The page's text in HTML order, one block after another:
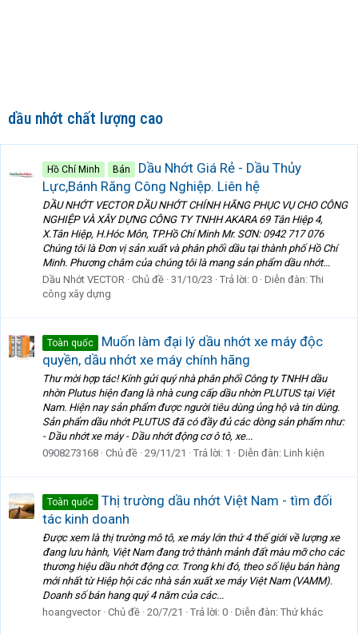
dầu nhớt chất lượng cao
Hồ Chí Minh Bán
Dầu Nhớt Giá Rẻ - Dầu Thủy
Lực,Bánh Răng Công Nghiệp. Liên hệ
DẦU NHỚT VECTOR DẦU NHỚT CHÍNH HÃNG PHỤC VỤ CHO CÔNG
NGHIỆP VÀ XÂY DỰNG CÔNG TY TNHH AKARA 69 Tân Hiệp 4,
X.Tân Hiệp, H.Hóc Môn, TP.Hồ Chí Minh Mr. SƠN: 0942 717 076
Chúng tôi là Đơn vị sản xuất và phân phối dầu tại thành phố Hồ Chí
Minh. Phương châm của chúng tôi là mang sản phẩm dầu nhớt...
Dầu Nhớt VECTOR Chủ đề 31/10/23 Trả lời: 0 Diễn đàn: Thi
công xây dựng
Toàn quốc
Muốn làm đại lý dầu nhớt xe máy độc
quyền, dầu nhớt xe máy chính hãng
Thư mời hợp tác! Kính gửi quý nhà phân phối Công ty TNHH dầu
nhờn Plutus hiện đang là nhà cung cấp dầu nhờn PLUTUS tại Việt
Nam. Hiện nay sản phẩm được người tiêu dùng ủng hộ và tin dùng.
Sản phẩm dầu nhớt PLUTUS đã có đầy đủ các dòng sản phẩm như:
- Dầu nhớt xe máy - Dầu nhớt động cơ ô tô, xe...
0908273168 Chủ đề 29/11/21 Trả lời: 1 Diễn đàn: Linh kiện
Toàn quốc
Thị trường dầu nhớt Việt Nam - tìm đối
tác kinh doanh
Được xem là thị trường mô tô, xe máy lớn thứ 4 thế giới về lượng xe
đang lưu hành, Việt Nam đang trở thành mảnh đất màu mỡ cho các
thương hiệu dầu nhớt động cơ. Trong khi đó, theo số liệu bán hàng
mới nhất từ Hiệp hội các nhà sản xuất xe máy Việt Nam (VAMM).
Doanh số bán hang quý 4 năm của các...
hoangvector Chủ đề 20/7/21 Trả lời: 0 Diễn đàn: Thứ khác